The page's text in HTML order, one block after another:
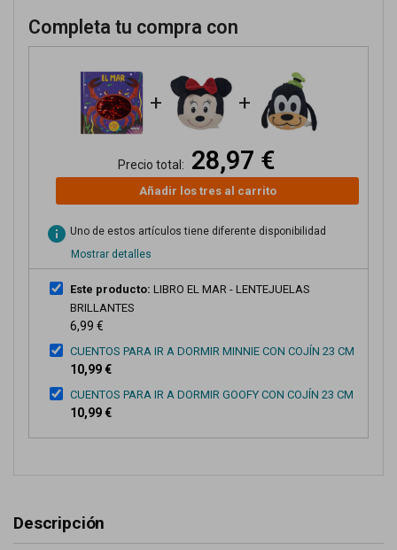
Completa tu compra con
+ +
Precio total: 28,97 €
Añadir los tres al carrito
info Uno de estos artículos tiene diferente disponibilidad
Mostrar detalles
Este producto: LIBRO EL MAR - LENTEJUELAS
BRILLANTES
6,99 €
CUENTOS PARA IR A DORMIR MINNIE CON COJÍN 23 CM
10,99 €
CUENTOS PARA IR A DORMIR GOOFY CON COJÍN 23 CM
10,99 €
Descripción